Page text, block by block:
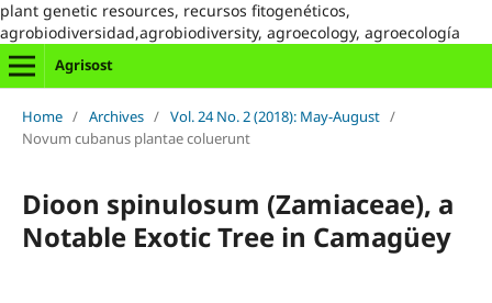
plant genetic resources, recursos fitogenéticos,
agrobiodiversidad,agrobiodiversity, agroecology, agroecología
Agrisost
Home / Archives / Vol. 24 No. 2 (2018): May-August /
Novum cubanus plantae coluerunt
Dioon spinulosum (Zamiaceae), a
Notable Exotic Tree in Camagüey